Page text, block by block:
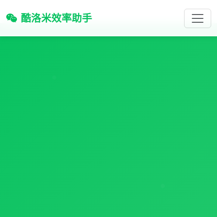
酷洛米效率助手